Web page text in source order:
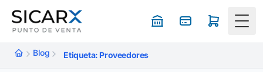
Blog Etiqueta: Proveedores